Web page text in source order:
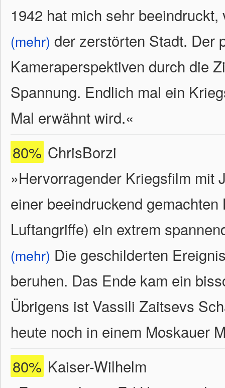
1942 hat mich sehr
(mehr) der zerstörten Stadt. Der
Kameraperspektiven durch die
Spannung. Endlich mal ein
Mal erwähnt wird.«
80% ChrisBorzi
»Hervorragender Kriegsfilm mit
einer beeindruckend
Luftangriffe) ein extrem
(mehr) Die geschilderten
beruhen. Das Ende kam ein
Übrigens ist Vassili Zaitsevs
heute noch in einem Moskauer
80% Kaiser-Wilhelm